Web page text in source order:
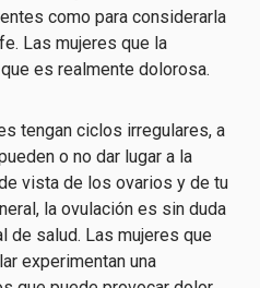
como para considerarla
Las mujeres que la
es realmente dolorosa.
tengan ciclos irregulares, a
o no dar lugar a la
vista de los ovarios y de tu
la ovulación es sin duda
de salud. Las mujeres que
experimentan una